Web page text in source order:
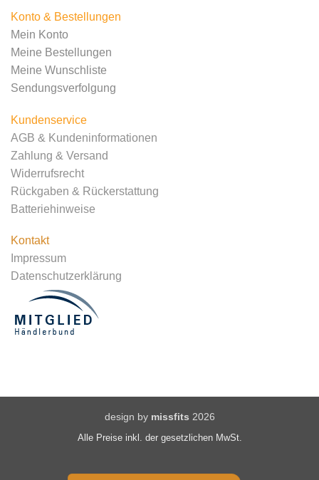
Konto & Bestellungen
Mein Konto
Meine Bestellungen
Meine Wunschliste
Sendungsverfolgung
Kundenservice
AGB & Kundeninformationen
Zahlung & Versand
Widerrufsrecht
Rückgaben & Rückerstattung
Batteriehinweise
Kontakt
Impressum
Datenschutzerklärung
design by missfits 2026
Alle Preise inkl. der gesetzlichen MwSt.